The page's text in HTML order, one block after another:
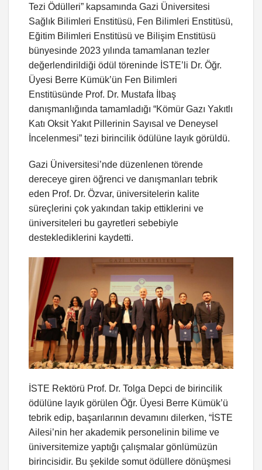
Tezi Ödülleri” kapsamında Gazi Üniversitesi
Sağlık Bilimleri Enstitüsü, Fen Bilimleri Enstitüsü,
Eğitim Bilimleri Enstitüsü ve Bilişim Enstitüsü
bünyesinde 2023 yılında tamamlanan tezler
değerlendirildiği ödül töreninde İSTE’li Dr. Öğr.
Üyesi Berre Kümük’ün Fen Bilimleri
Enstitüsünde Prof. Dr. Mustafa İlbaş
danışmanlığında tamamladığı “Kömür Gazı Yakıtlı
Katı Oksit Yakıt Pillerinin Sayısal ve Deneysel
İncelenmesi” tezi birincilik ödülüne layık görüldü.
Gazi Üniversitesi’nde düzenlenen törende
dereceye giren öğrenci ve danışmanları tebrik
eden Prof. Dr. Özvar, üniversitelerin kalite
süreçlerini çok yakından takip ettiklerini ve
üniversiteleri bu gayretleri sebebiyle
desteklediklerini kaydetti.
İSTE Rektörü Prof. Dr. Tolga Depci de birincilik
ödülüne layık görülen Öğr. Üyesi Berre Kümük’ü
tebrik edip, başarılarının devamını dilerken, “İSTE
Ailesi’nin her akademik personelinin bilime ve
üniversitemize yaptığı çalışmalar gönlümüzün
birincisidir. Bu şekilde somut ödüllere dönüşmesi